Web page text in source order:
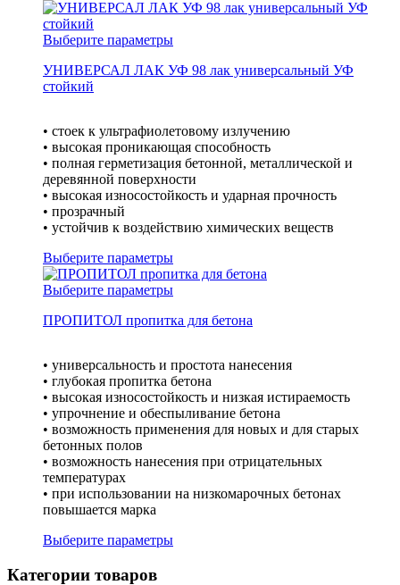
Выберите параметры
УНИВЕРСАЛ ЛАК УФ 98 лак универсальный УФ
стойкий
• стоек к ультрафиолетовому излучению
• высокая проникающая способность
• полная герметизация бетонной, металлической и
деревянной поверхности
• высокая износостойкость и ударная прочность
• прозрачный
• устойчив к воздействию химических веществ
Выберите параметры
Выберите параметры
ПРОПИТОЛ пропитка для бетона
• универсальность и простота нанесения
• глубокая пропитка бетона
• высокая износостойкость и низкая истираемость
• упрочнение и обеспыливание бетона
• возможность применения для новых и для старых
бетонных полов
• возможность нанесения при отрицательных
температурах
• при использовании на низкомарочных бетонах
повышается марка
Выберите параметры
Категории товаров